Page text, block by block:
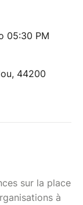
05:30 PM
44200
sur la place
à